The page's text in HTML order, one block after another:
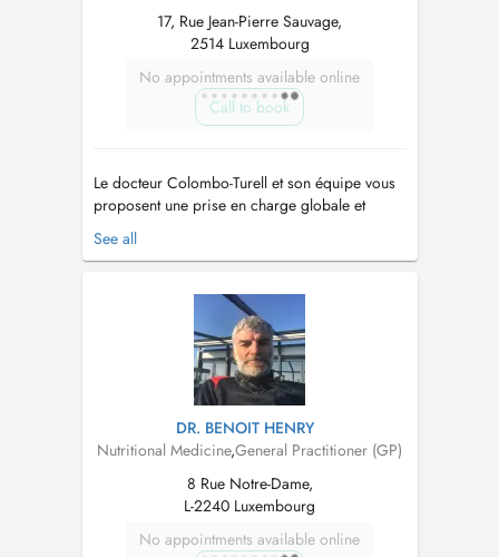
17, Rue Jean-Pierre Sauvage,
2514 Luxembourg
No appointments available online
Call to book
Le docteur Colombo-Turell et son équipe vous
proposent une prise en charge globale et
personnalisée pour le visage et le corps, au
travers de traitements comme de matériel qui
(hydrafacial, radiofréquence, lasers,
détatouage, cryolipolyse, injections, etc....
See all
DR. BENOIT HENRY
Nutritional Medicine,General Practitioner (GP)
8 Rue Notre-Dame,
L-2240 Luxembourg
No appointments available online